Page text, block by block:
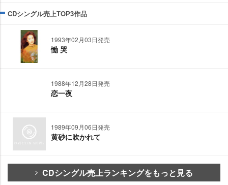
CDシングル売上TOP3作品
1993年02月03日発売
慟 哭
1988年12月28日発売
恋一夜
1989年09月06日発売
黄砂に吹かれて
CDシングル売上ランキングをもっと見る